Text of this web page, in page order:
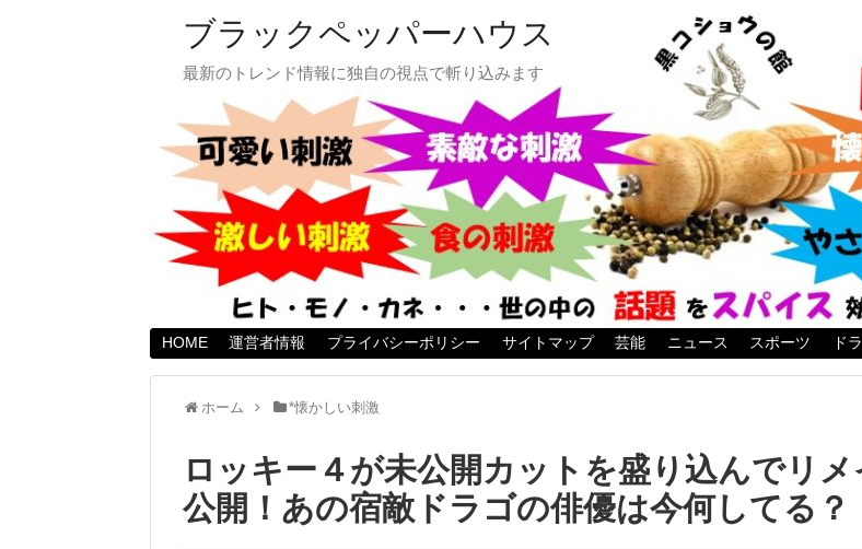
ブラックペッパーハウス
最新のトレンド情報に独自の視点で斬り込みます
HOME 運営者情報 プライバシーポリシー サイトマップ 芸能 ニュース スポーツ ド
ホーム *懐かしい刺激
ロッキー４が未公開カットを盛り込んでリメ
公開！あの宿敵ドラゴの俳優は今何してる？